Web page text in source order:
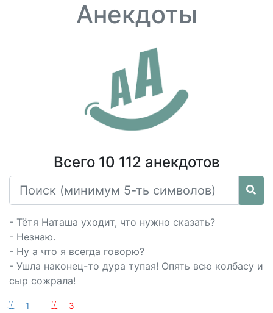
Анекдоты
Всего 10 112 анекдотов
- Тётя Наташа уходит, что нужно сказать?
- Незнаю.
- Ну а что я всегда говорю?
- Ушла наконец-то дура тупая! Опять всю колбасу и
сыр сожрала!
:-) 1 :-(
3